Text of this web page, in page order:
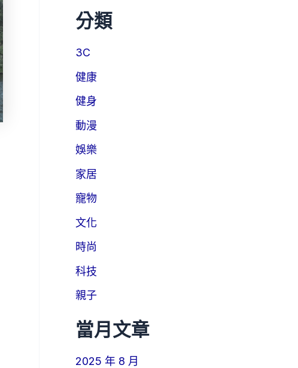
分類
3C
健康
健身
動漫
娛樂
家居
寵物
文化
時尚
科技
親子
當月文章
2025 年 8 月